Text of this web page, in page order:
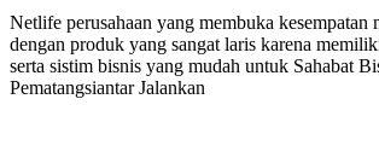
Netlife perusahaan yang membuka kesempatan
dengan produk yang sangat laris karena
serta sistim bisnis yang mudah untuk Sahabat
Pematangsiantar Jalankan